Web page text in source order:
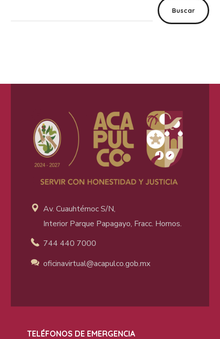
Buscar
Av. Cuauhtémoc S/N,
Interior Parque Papagayo, Fracc. Hornos.
744 440 7000
oficinavirtual@acapulco.gob.mx
TELÉFONOS DE EMERGENCIA